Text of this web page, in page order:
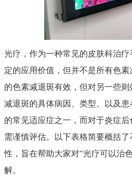
光疗，作为一种常见的皮肤科治
定的应用价值，但并不是所有色
的色素减退斑有效，但对另一些
减退斑的具体病因、类型、以及
的常见适应症之一，而对于炎症
需谨慎评估。以下表格简要概括
性，旨在帮助大家对“光疗可以治
解。